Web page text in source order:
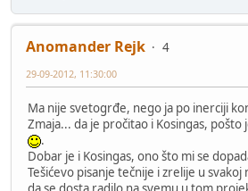
Anomander Rejk
4
29-09-2012, 11:30:00
Ma nije svetogrđe, nego ja po inerciji
Zmaja... da je pročitao i Kosingas, pošto
.
Dobar je i Kosingas, ono što mi se
Tešićevo pisanje tečnije i zrelije u svakoj